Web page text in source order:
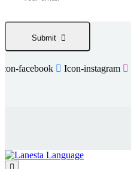
Submit
facebook Icon-instagram